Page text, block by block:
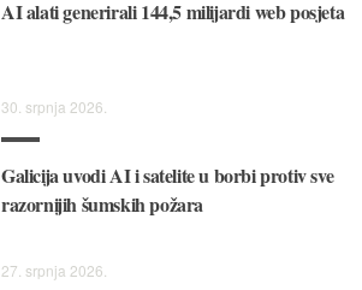
AI alati generirali 144,5 milijardi web posjeta
30. srpnja 2026.
Galicija uvodi AI i satelite u borbi protiv sve
razornijih šumskih požara
27. srpnja 2026.